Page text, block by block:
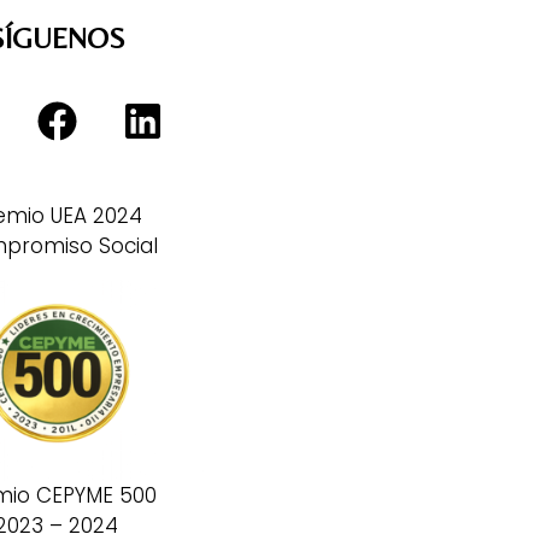
UEA 2024
Social
CEPYME 500
– 2024